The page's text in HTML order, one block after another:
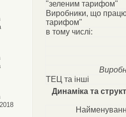
"зеленим тарифом"
Виробники, що
тарифом"
в тому числі:
ТЕЦ та інші
Динаміка та